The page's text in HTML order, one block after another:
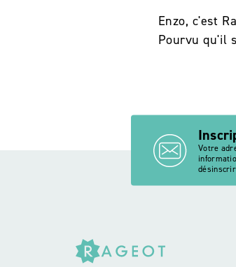
Enzo, c'est
Pourvu qu'il
Votre